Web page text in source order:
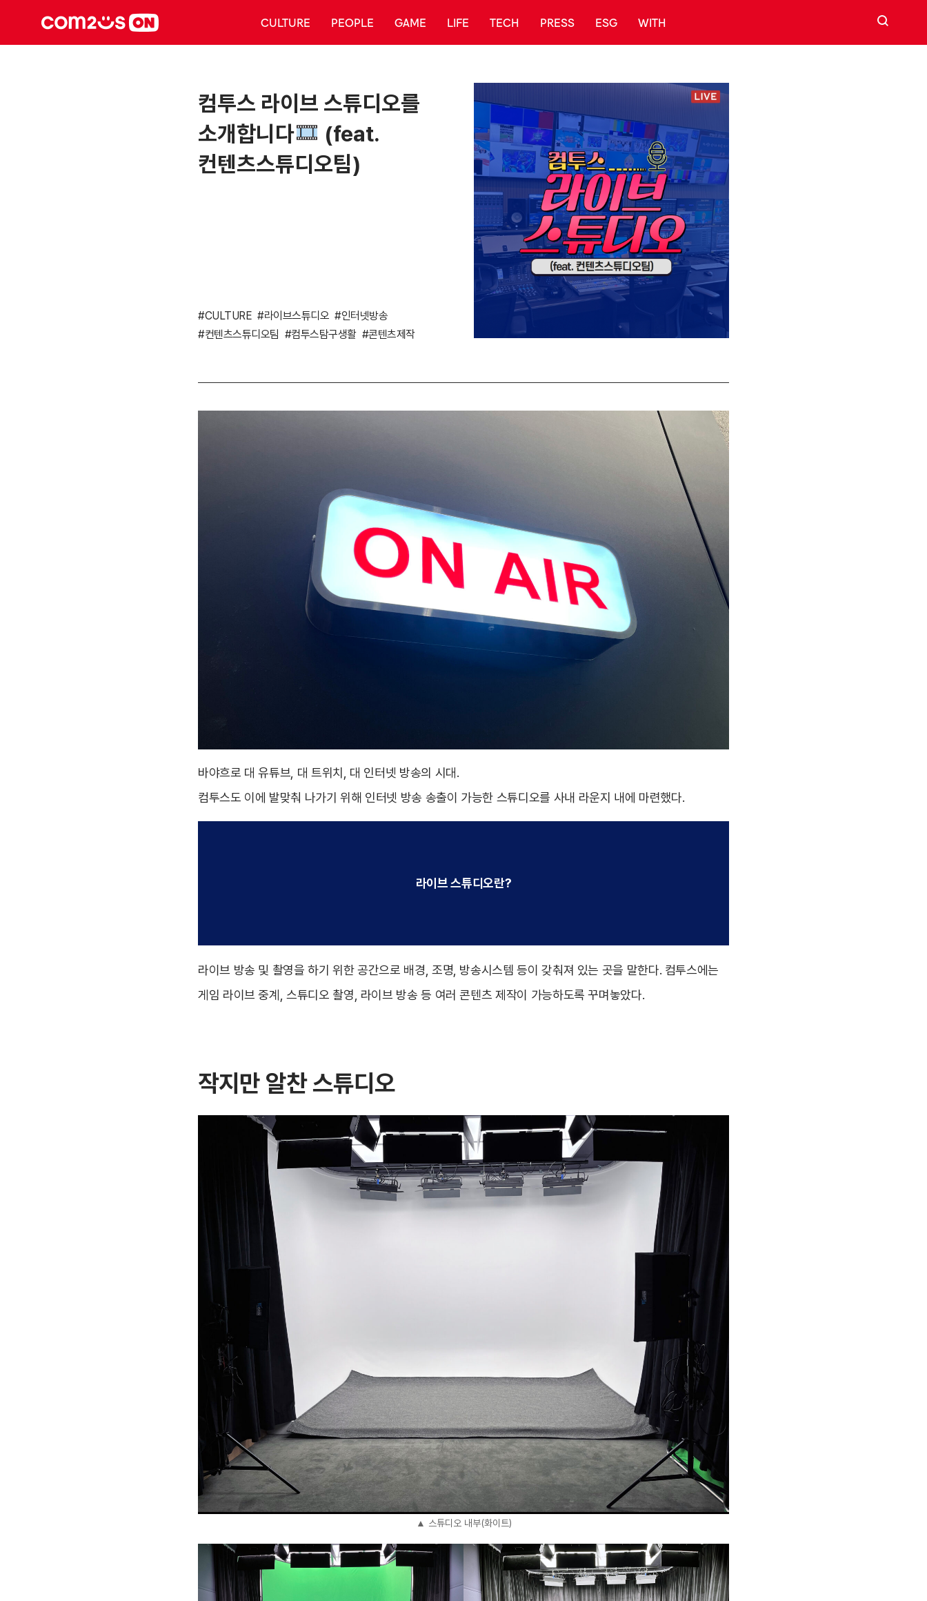
CULTURE PEOPLE GAME LIFE TECH PRESS ESG WITH 검색
컴투스 라이브 스튜디오를
소개합니다
(feat.
컨텐츠스튜디오팀)
#CULTURE #라이브스튜디오 #인터넷방송
#컨텐츠스튜디오팀 #컴투스탐구생활 #콘텐츠제작
바야흐로 대 유튜브, 대 트위치, 대 인터넷 방송의 시대.
컴투스도 이에 발맞춰 나가기 위해 인터넷 방송 송출이 가능한 스튜디오를 사내 라운지 내에 마련했다.
라이브 스튜디오란?
라이브 방송 및 촬영을 하기 위한 공간으로 배경, 조명, 방송시스템 등이 갖춰져 있는 곳을 말한다. 컴투스에는
게임 라이브 중계, 스튜디오 촬영, 라이브 방송 등 여러 콘텐츠 제작이 가능하도록 꾸며놓았다.
작지만 알찬 스튜디오
▲ 스튜디오 내부(화이트)